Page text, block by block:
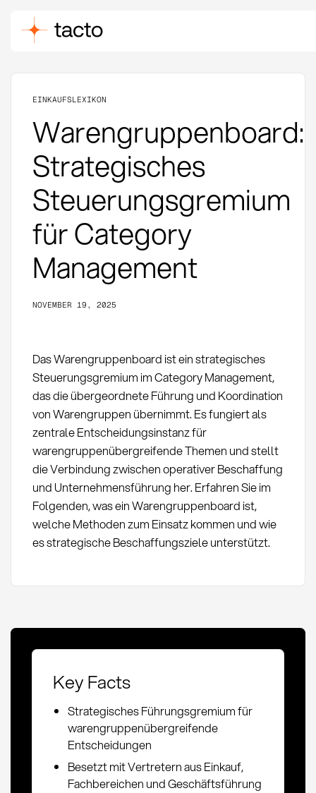
EINKAUFSLEXIKON
Warengruppenboard:
Strategisches
Steuerungsgremium
für Category
Management
NOVEMBER 19, 2025
Das Warengruppenboard ist ein strategisches
Steuerungsgremium im Category Management,
das die übergeordnete Führung und Koordination
von Warengruppen übernimmt. Es fungiert als
zentrale Entscheidungsinstanz für
warengruppenübergreifende Themen und stellt
die Verbindung zwischen operativer Beschaffung
und Unternehmensführung her. Erfahren Sie im
Folgenden, was ein Warengruppenboard ist,
welche Methoden zum Einsatz kommen und wie
es strategische Beschaffungsziele unterstützt.
Key Facts
Strategisches Führungsgremium für
warengruppenübergreifende
Entscheidungen
Besetzt mit Vertretern aus Einkauf,
Fachbereichen und Geschäftsführung